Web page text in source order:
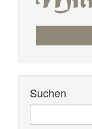
Suchen
Durchsuchen